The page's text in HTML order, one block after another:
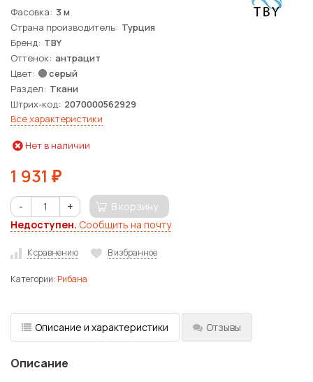
Фасовка
3 м
Страна производитель Турция
Бренд TBY
Оттенок антрацит
Цвет
серый
Раздел
Ткани
Штрих-код 2070000562929
Все характеристики
Нет в наличии
1 931 ₽
- +
В корзину
Недоступен. Сообщить на почту
К сравнению В избранное
Категории: Рибана
Описание и характеристики Отзывы
Описание